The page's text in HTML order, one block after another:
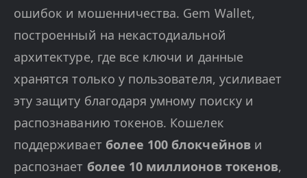
ошибок и мошенничества. Gem Wallet,
построенный на некастодиальной
архитектуре, где все ключи и данные
хранятся только у пользователя, усиливает
эту защиту благодаря умному поиску и
распознаванию токенов. Кошелек
поддерживает более 100 блокчейнови
распознает более 10 миллионов токенов,